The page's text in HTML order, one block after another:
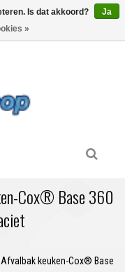
Cox® Base 360
keuken-Cox® Base
Is dat akkoord?
Ja
»